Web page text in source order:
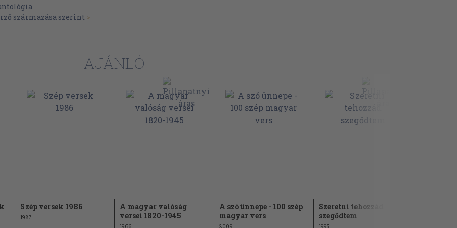
15
származása szerint >
AJÁNLÓ
Szép versek 1986
1987
A magyar valóság
versei 1820-1945
A szó ünnepe - 100 szép
magyar vers
Szeretni tehozzád
szegődtem